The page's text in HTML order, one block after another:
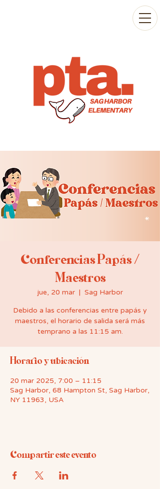
Conferencias Papás /
Maestros
jue, 20 mar
  |
Sag Harbor
Debido a las conferencias entre papás y
maestros, el horario de salida será más
temprano a las 11:15 am.
Horario y ubicación
20 mar 2025, 7:00 – 11:15
Sag Harbor, 68 Hampton St, Sag Harbor,
NY 11963, USA
Compartir este evento